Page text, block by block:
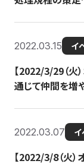
2022.03.15 イ
【2022/3/29（火
通じて仲間を増
2022.03.07 イ
【2022/3/8（火